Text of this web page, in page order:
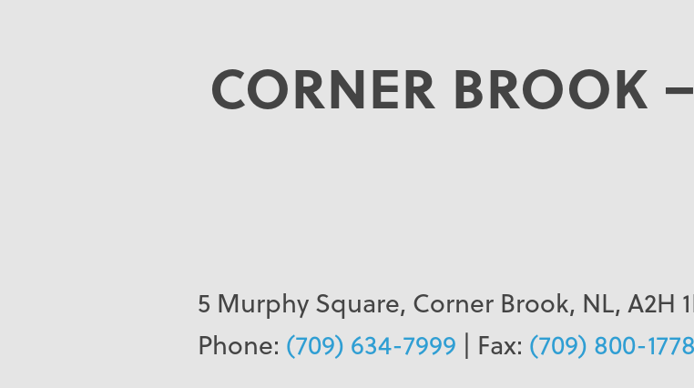
CORNER BROOK
5 Murphy Square, Corner Brook, NL, A2H
Phone: (709) 634-7999 | Fax: (709) 800-1778